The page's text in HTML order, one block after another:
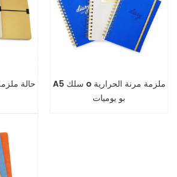
A5 سلك o ملزمة مرنة الحرارية
بو يوميات